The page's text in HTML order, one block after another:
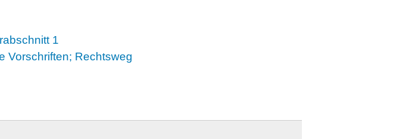
1
Vorschriften; Rechtsweg